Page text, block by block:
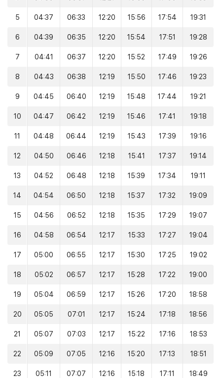
5 04:37 06:33 12:20 15:56 17:54 19:31
6 04:39 06:35 12:20 15:54 17:51 19:28
7 04:41 06:37 12:20 15:52 17:49 19:26
8 04:43 06:38 12:19 15:50 17:46 19:23
9 04:45 06:40 12:19 15:48 17:44 19:21
10 04:47 06:42 12:19 15:46 17:41 19:18
11 04:48 06:44 12:19 15:43 17:39 19:16
12 04:50 06:46 12:18 15:41 17:37 19:14
13 04:52 06:48 12:18 15:39 17:34 19:11
14 04:54 06:50 12:18 15:37 17:32 19:09
15 04:56 06:52 12:18 15:35 17:29 19:07
16 04:58 06:54 12:17 15:33 17:27 19:04
17 05:00 06:55 12:17 15:30 17:25 19:02
18 05:02 06:57 12:17 15:28 17:22 19:00
19 05:04 06:59 12:17 15:26 17:20 18:58
20 05:05 07:01 12:17 15:24 17:18 18:56
21 05:07 07:03 12:17 15:22 17:16 18:53
22 05:09 07:05 12:16 15:20 17:13 18:51
23 05:11 07:07 12:16 15:18 17:11 18:49